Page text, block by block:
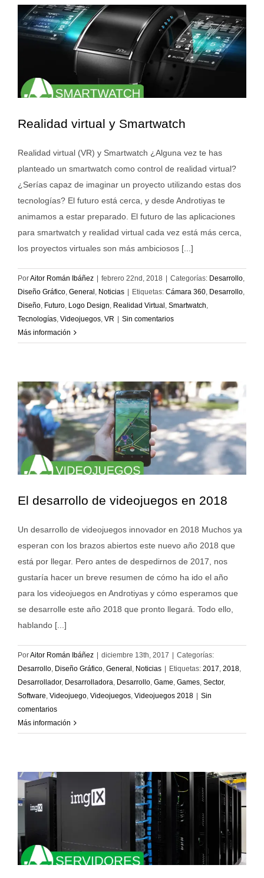
Realidad virtual y Smartwatch
Realidad virtual (VR) y Smartwatch ¿Alguna vez te has
planteado un smartwatch como control de realidad virtual?
¿Serías capaz de imaginar un proyecto utilizando estas dos
tecnologías? El futuro está cerca, y desde Androtiyas te
animamos a estar preparado. El futuro de las aplicaciones
para smartwatch y realidad virtual cada vez está más cerca,
los proyectos virtuales son más ambiciosos [...]
PorAitor Román Ibáñez febrero 22nd, 2018 Categorías: Desarrollo,
Diseño Gráfico, General , Noticias Etiquetas: Cámara 360, Desarrollo,
Diseño, Futuro, Logo Design, Realidad Virtual , Smartwatch,
Tecnologías, Videojuegos, VR
Sin comentarios
Más información
El desarrollo de videojuegos en 2018
Un desarrollo de videojuegos innovador en 2018 Muchos ya
esperan con los brazos abiertos este nuevo año 2018 que
está por llegar. Pero antes de despedirnos de 2017, nos
gustaría hacer un breve resumen de cómo ha ido el año
para los videojuegos en Androtiyas y cómo esperamos que
se desarrolle este año 2018 que pronto llegará. Todo ello,
hablando [...]
PorAitor Román Ibáñez diciembre 13th, 2017
Categorías:
Desarrollo, Diseño Gráfico, General , Noticias Etiquetas: 2017, 2018,
Desarrollador, Desarrolladora, Desarrollo, Game, Games, Sector,
Software, Videojuego, Videojuegos, Videojuegos 2018
Sin
comentarios
Más información